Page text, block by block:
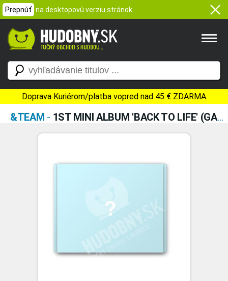
Prepnúť na desktopovú verziu stránok
Doprava Kuriérom/platba vopred nad 45 € ZDARMA
&TEAM - 1ST MINI ALBUM 'BACK TO LIFE' (GAZE VERSION)